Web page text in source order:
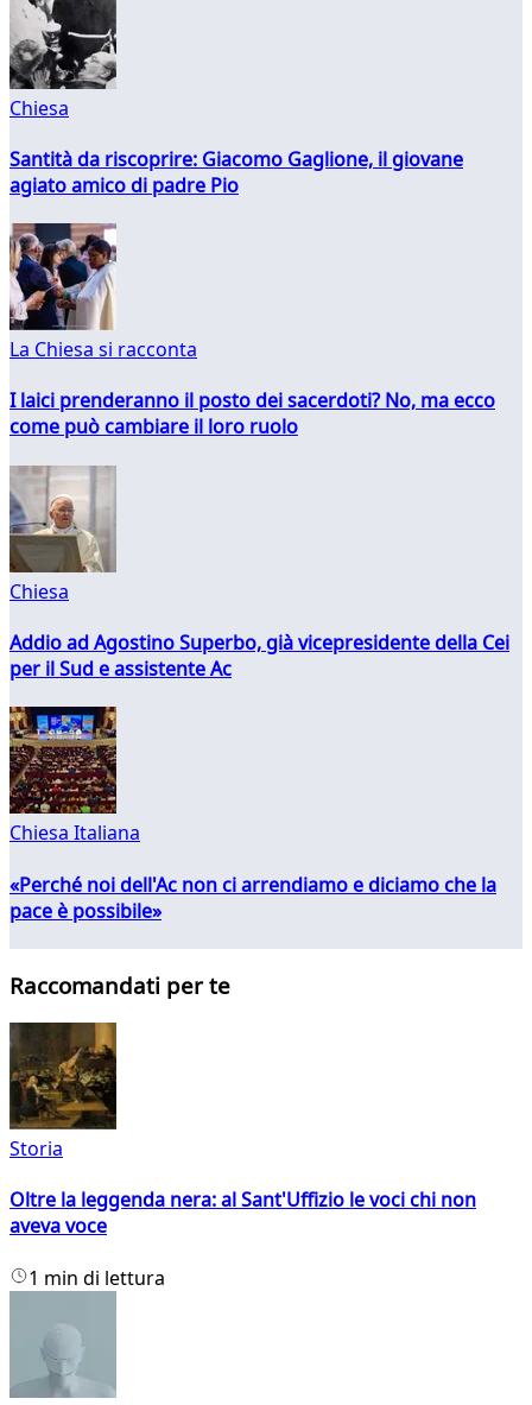
Chiesa
Santità da riscoprire: Giacomo Gaglione, il giovane
agiato amico di padre Pio
La Chiesa si racconta
I laici prenderanno il posto dei sacerdoti? No, ma ecco
come può cambiare il loro ruolo
Chiesa
Addio ad Agostino Superbo, già vicepresidente della Cei
per il Sud e assistente Ac
Chiesa Italiana
«Perché noi dell'Ac non ci arrendiamo e diciamo che la
pace è possibile»
Raccomandati per te
Storia
Oltre la leggenda nera: al Sant'Uffizio le voci chi non
aveva voce
1 min di lettura